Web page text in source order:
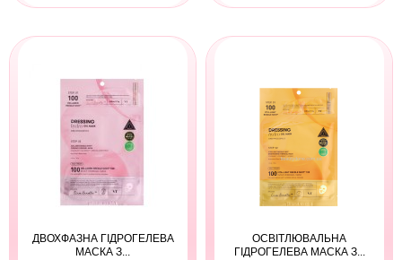
ДВОХФАЗНА ГІДРОГЕЛЕВА
МАСКА З...
ОСВІТЛЮВАЛЬНА
ГІДРОГЕЛЕВА МАСКА З...